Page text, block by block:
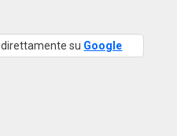
direttamente su Google